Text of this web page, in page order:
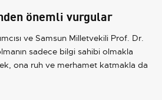
önemli vurgular
ve Samsun Milletvekili Prof. Dr.
sadece bilgi sahibi olmakla
ona ruh ve merhamet katmakla da